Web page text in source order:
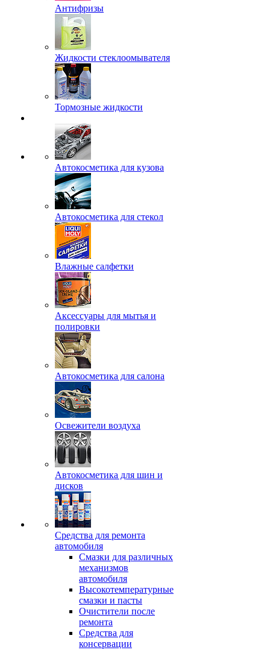
Антифризы
Жидкости стеклоомывателя
Тормозные жидкости
Автокосметика для кузова
Автокосметика для стекол
Влажные салфетки
Аксессуары для мытья и
полировки
Автокосметика для салона
Освежители воздуха
Автокосметика для шин и
дисков
Средства для ремонта
автомобиля
Смазки для различных
механизмов
автомобиля
Высокотемпературные
смазки и пасты
Очистители после
ремонта
Средства для
консервации